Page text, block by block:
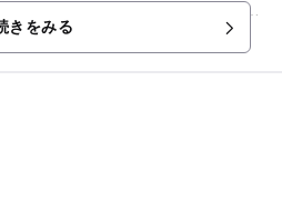
います。 また、図書の貸し出しの
きをみる